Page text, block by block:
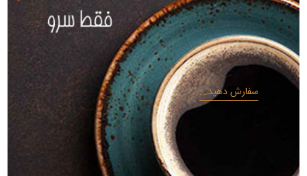
سفارش دهید...